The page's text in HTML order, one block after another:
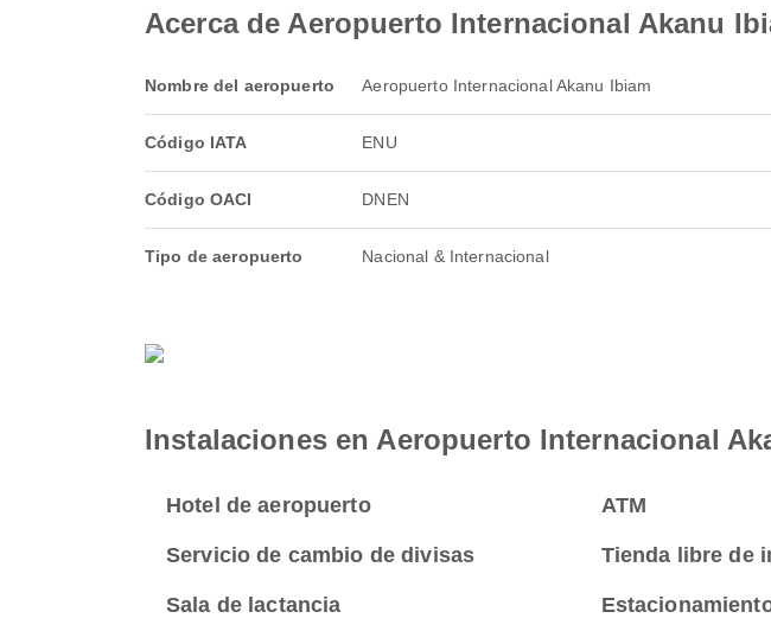
Acerca de Aeropuerto Internacional Akanu
Nombre del aeropuerto Aeropuerto Internacional Akanu Ibiam
Código IATA ENU
Código OACI DNEN
Tipo de aeropuerto Nacional & Internacional
Instalaciones en Aeropuerto Internacional
Hotel de aeropuerto ATM
Servicio de cambio de divisas Tienda libre de
Sala de lactancia